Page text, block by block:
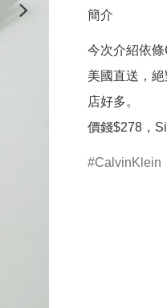
簡介
今次介紹依
美國直送，
店好多。
價錢$278，
CalvinKlein